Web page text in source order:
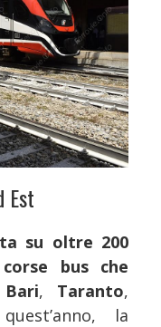
Est
su oltre 200
bus che
, Taranto,
la